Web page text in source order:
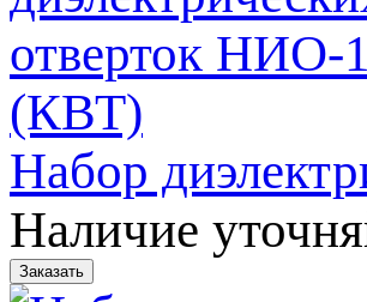
Набор
Наличие